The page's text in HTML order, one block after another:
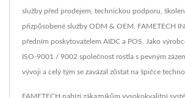
služby před prodejem, technickou podporu,
přizpůsobené služby ODM & OEM. FAMETECH
předním poskytovatelem AIDC a POS. Jako
ISO-9001 / 9002 společnost rostla s pevným
vývoji a celý tým se zavázal zůstat na špičce
FAMETECH nabízí zákazníkům vysokokvalitní